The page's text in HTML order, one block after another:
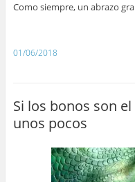
Como siempre, un abrazo
01/06/2018
Si los bonos son
unos pocos